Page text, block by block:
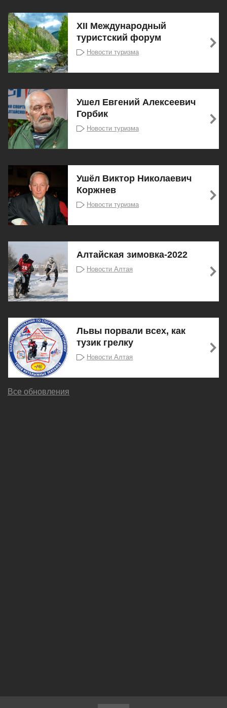
XII Международный
туристский форум
Новости туризма
Ушел Евгений Алексеевич
Горбик
Новости туризма
Ушёл Виктор Николаевич
Коржнев
Новости туризма
Алтайская зимовка-2022
Новости Алтая
Львы порвали всех, как
тузик грелку
Новости Алтая
Все обновления